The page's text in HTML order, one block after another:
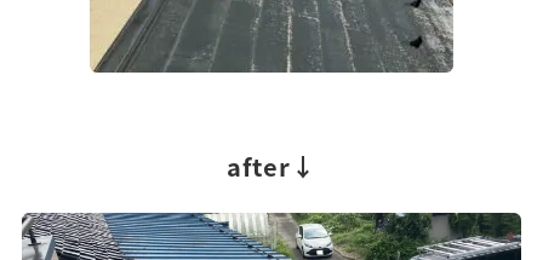
after↓